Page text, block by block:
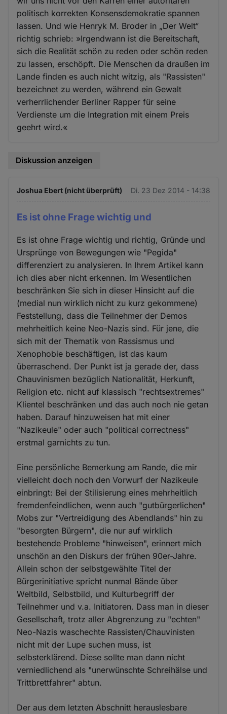
politisch korrekten Konsensdemokratie spannen
lassen. Und wie Henryk M. Broder in „Der Welt“
richtig schrieb: »Irgendwann ist die Bereitschaft,
sich die Realität schön zu reden oder schön reden
zu lassen, erschöpft. Die Menschen da draußen im
Lande finden es auch nicht witzig, als "Rassisten"
bezeichnet zu werden, während ein Gewalt
verherrlichender Berliner Rapper für seine
Verdienste um die Integration mit einem Preis
geehrt wird.«
Diskussion anzeigen
Joshua Ebert (nicht überprüft) Di. 23 Dez 2014 - 14:38
Es ist ohne Frage wichtig und
Es ist ohne Frage wichtig und richtig, Gründe und
Ursprünge von Bewegungen wie "Pegida"
differenziert zu analysieren. In Ihrem Artikel kann
ich dies aber nicht erkennen. Im Wesentlichen
beschränken Sie sich in dieser Hinsicht auf die
(medial nun wirklich nicht zu kurz gekommene)
Feststellung, dass die Teilnehmer der Demos
mehrheitlich keine Neo-Nazis sind. Für jene, die
sich mit der Thematik von Rassismus und
Xenophobie beschäftigen, ist das kaum
überraschend. Der Punkt ist ja gerade der, dass
Chauvinismen bezüglich Nationalität, Herkunft,
Religion etc. nicht auf klassisch "rechtsextremes"
Klientel beschränken und das auch noch nie getan
haben. Darauf hinzuweisen hat mit einer
"Nazikeule" oder auch "political correctness"
erstmal garnichts zu tun.
Eine persönliche Bemerkung am Rande, die mir
vielleicht doch noch den Vorwurf der Nazikeule
einbringt: Bei der Stilisierung eines mehrheitlich
fremdenfeindlichen, wenn auch "gutbürgerlichen"
Mobs zur "Vertreidigung des Abendlands" hin zu
"besorgten Bürgern", die nur auf wirklich
bestehende Probleme "hinweisen", erinnert mich
unschön an den Diskurs der frühen 90er-Jahre.
Allein schon der selbstgewählte Titel der
Bürgerinitiative spricht nunmal Bände über
Weltbild, Selbstbild, und Kulturbegriff der
Teilnehmer und v.a. Initiatoren. Dass man in dieser
Gesellschaft, trotz aller Abgrenzung zu "echten"
Neo-Nazis waschechte Rassisten/Chauvinisten
nicht mit der Lupe suchen muss, ist
selbsterklärend. Diese sollte man dann nicht
verniedlichend als "unerwünschte Schreihälse und
Trittbrettfahrer" abtun.
Der aus dem letzten Abschnitt herauslesbare